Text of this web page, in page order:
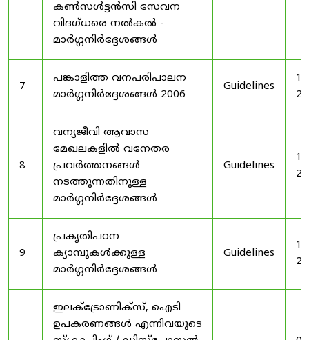
കൺസൾട്ടൻസി സേവന
വിദഗ്ധരെ നൽകൽ -
മാർഗ്ഗനിർദ്ദേശങ്ങൾ
7
പങ്കാളിത്ത വനപരിപാലന
മാർഗ്ഗനിർദ്ദേശങ്ങൾ 2006
Guidelines
8
വന്യജീവി ആവാസ
മേഖലകളിൽ വനേതര
പ്രവർത്തനങ്ങൾ
നടത്തുന്നതിനുള്ള
മാർഗ്ഗനിർദ്ദേശങ്ങൾ
Guidelines
9
പ്രകൃതിപഠന
ക്യാമ്പുകൾക്കുള്ള
മാർഗ്ഗനിർദ്ദേശങ്ങൾ
Guidelines
ഇലക്‌ട്രോണിക്‌സ്, ഐടി
ഉപകരണങ്ങൾ എന്നിവയുടെ